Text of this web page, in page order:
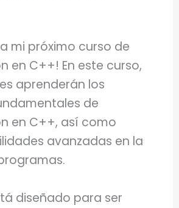
mi próximo curso de
en C++! En este curso,
aprenderán los
de
en C++, así como
avanzadas en la
diseñado para ser